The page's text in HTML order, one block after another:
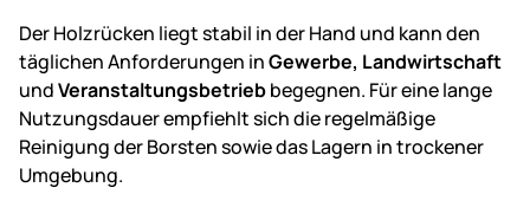
Der Holzrücken liegt stabil in der Hand und kann den
täglichen Anforderungen inGewerbe, Landwirtschaft
undVeranstaltungsbetriebbegegnen. Für eine lange
Nutzungsdauer empfiehlt sich die regelmäßige
Reinigung der Borsten sowie das Lagern in trockener
Umgebung.